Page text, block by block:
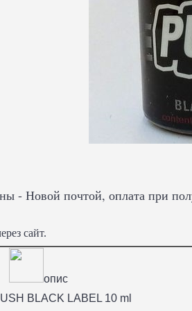
- Новой почтой, оплата при
сайт.
опис
BLACK LABEL 10 ml